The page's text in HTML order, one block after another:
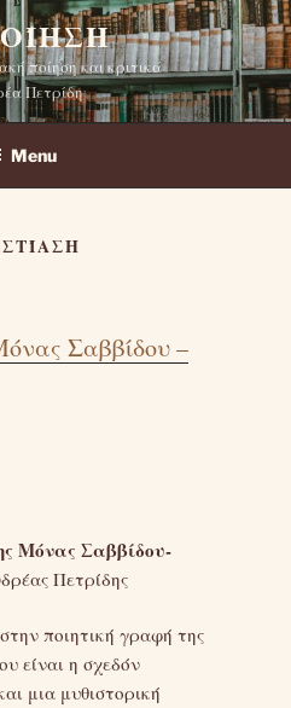
ποίηση και κριτικά
Πετρίδη
Menu
Σαββίδου –
Μόνας Σαββίδου-
Πετρίδης
ποιητική γραφή της
είναι η σχεδόν
μια μυθιστορική